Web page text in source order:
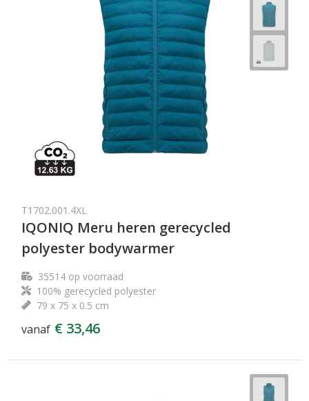
T1702.001.4XL
IQONIQ Meru heren gerecycled
polyester bodywarmer
35514op voorraad
100% gerecycled polyester
79 x 75 x 0.5 cm
vanaf € 33,46